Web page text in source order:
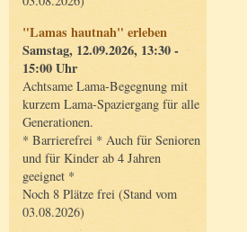
"Lamas hautnah" erleben
Samstag, 12.09.2026, 13:30 -
15:00 Uhr
Achtsame Lama-Begegnung mit
kurzem Lama-Spaziergang für alle
Generationen.
* Barrierefrei * Auch für Senioren
und für Kinder ab 4 Jahren
geeignet *
Noch 8 Plätze frei (Stand vom
03.08.2026)